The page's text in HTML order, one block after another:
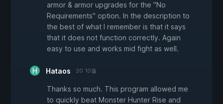
armor & armor upgrades for the "No
Requirements" option. In the description to
the best of what I remember is that it says
that it does not function correctly. Again
easy to use and works mid fight as well.
Hataos 20 10월
Thanks so much. This program allowed me
to quickly beat Monster Hunter Rise and